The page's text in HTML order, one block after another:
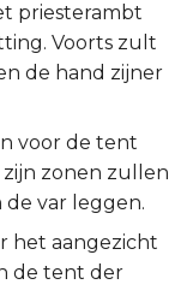
priesterambt
Voorts zult
de hand zijner
voor de tent
zijn zonen zullen
var leggen.
het aangezicht
de tent der